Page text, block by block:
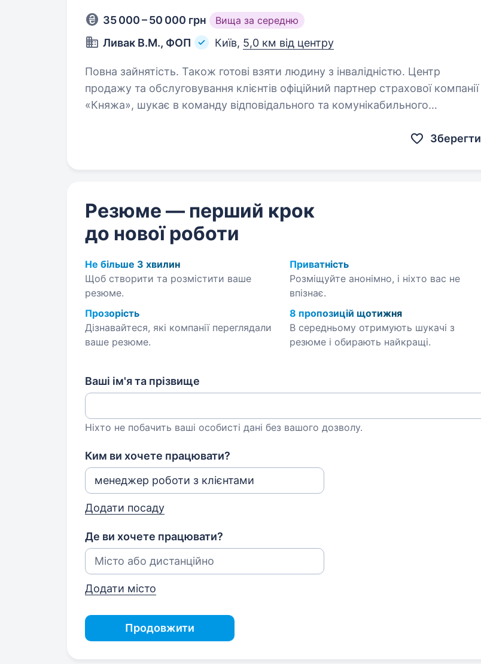
35 000 – 50 000 грн Вища за середню
Ливак В.М., ФОП Київ, 5,0 км від центру
Повна зайнятість. Також готові взяти людину з інвалідністю. Центр
продажу та обслуговування клієнтів офіційний партнер страхової компанії
«Княжа», шукає в команду відповідального та комунікабильного
Зберегти
Резюме — перший крок
до нової роботи
Не більше 3 хвилин
Щоб створити та розмістити ваше
резюме.
Приватність
Розміщуйте анонімно, і ніхто вас не
впізнає.
Прозорість
Дізнавайтеся, які компанії переглядали
ваше резюме.
8 пропозицій щотижня
В середньому отримують шукачі з
резюме і обирають найкращі.
Ваші ім'я та прізвище
Ніхто не побачить ваші особисті дані без вашого дозволу.
Ким ви хочете працювати?
Додати посаду
Де ви хочете працювати?
Додати місто
Продовжити